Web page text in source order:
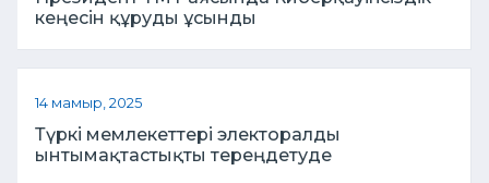
кеңесін құруды ұсынды
14 мамыр, 2025
Түркі мемлекеттері электоралды
ынтымақтастықты тереңдетуде